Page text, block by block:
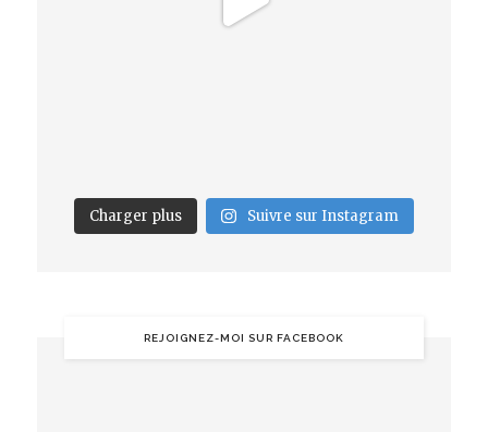
Charger plus Suivre sur Instagram
REJOIGNEZ-MOI SUR FACEBOOK